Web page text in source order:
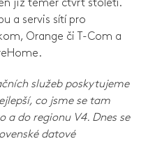
již téměř čtvrt století.
a servis sítí pro
Orange či T-Com a
služeb poskytujeme
co jsme se tam
a do regionu V4. Dnes se
datové